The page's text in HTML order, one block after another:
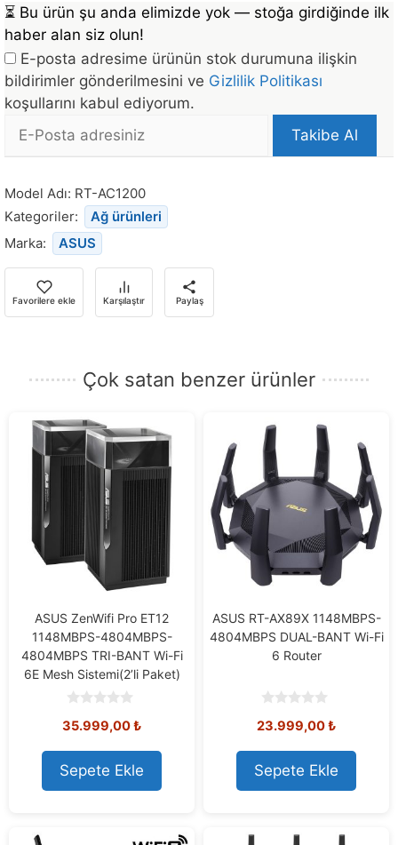
⏳ Bu ürün şu anda elimizde yok — stoğa girdiğinde ilk
haber alan siz olun!
E-posta adresime ürünün stok durumuna ilişkin
bildirimler gönderilmesini ve Gizlilik Politikası
koşullarını kabul ediyorum.
posta
Takibe Al
ürün
stoğa
döndüğünde
bildirim
almak
için
e-
Model Adı: RT-AC1200
Kategoriler:
Ağ ürünleri
Marka:
ASUS
Favorilere ekle Karşılaştır Paylaş
Çok satan benzer ürünler
ASUS ZenWifi Pro ET12
1148MBPS-4804MBPS-
4804MBPS TRI-BANT Wi-Fi
6E Mesh Sistemi(2’li Paket)
o
t
o
f
5
35.999,00₺
Sepete Ekle
ASUS RT-AX89X 1148MBPS-
4804MBPS DUAL-BANT Wi-Fi
6 Router
o
t
o
f
5
23.999,00₺
Sepete Ekle